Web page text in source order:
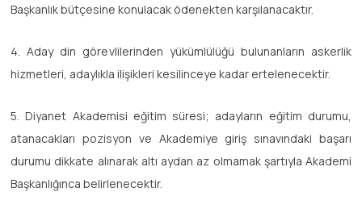
Başkanlık bütçesine konulacak ödenekten karşılanacaktır.
4. Aday din görevlilerinden yükümlülüğü bulunanların askerlik
hizmetleri, adaylıkla ilişikleri kesilinceye kadar ertelenecektir.
5. Diyanet Akademisi eğitim süresi; adayların eğitim durumu,
atanacakları pozisyon ve Akademiye giriş sınavındaki başarı
durumu dikkate alınarak altı aydan az olmamak şartıyla Akademi
Başkanlığınca belirlenecektir.